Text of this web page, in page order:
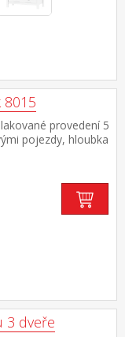
8015
provedení 5
pojezdy, hloubka
3 dveře